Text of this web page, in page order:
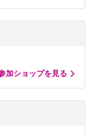
加ショップを見る